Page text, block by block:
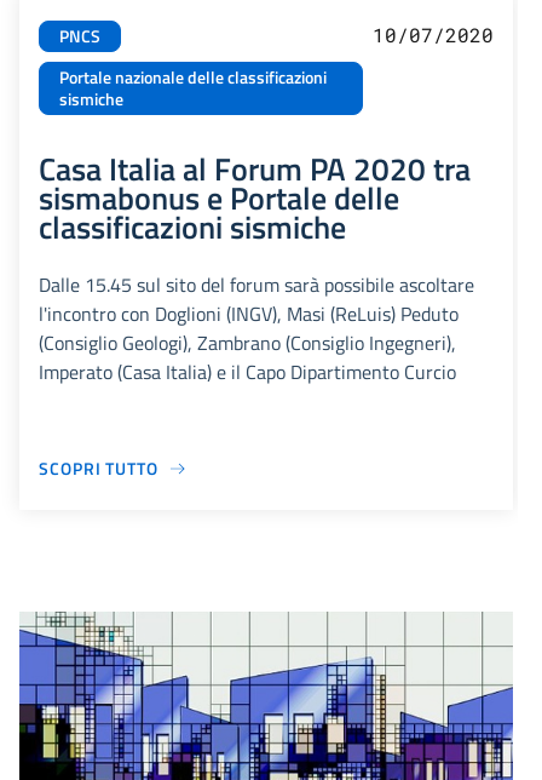
PNCS
Portale nazionale delle classificazioni
sismiche
10/07/2020
Casa Italia al Forum PA 2020 tra
sismabonus e Portale delle
classificazioni sismiche
Dalle 15.45 sul sito del forum sarà possibile ascoltare
l'incontro con Doglioni (INGV), Masi (ReLuis) Peduto
(Consiglio Geologi), Zambrano (Consiglio Ingegneri),
Imperato (Casa Italia) e il Capo Dipartimento Curcio
SCOPRI TUTTO